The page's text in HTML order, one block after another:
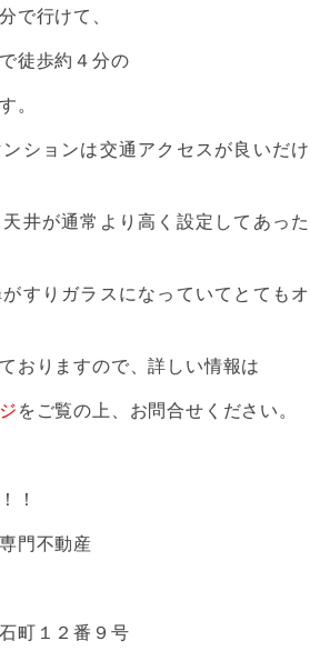
で行けて、
徒歩約４分の
。
ンションは交通アクセスが良いだけ
井が通常より高く設定してあった
すりガラスになっていてとてもオ
おりますので、詳しい情報は
をご覧の上、お問合せください。
！
門不動産
町１２番９号